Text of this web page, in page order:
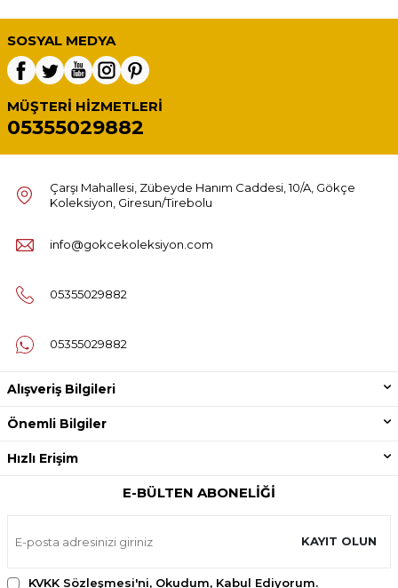
SOSYAL MEDYA
MÜŞTERI HIZMETLERI
05355029882
Çarşı Mahallesi, Zübeyde Hanım Caddesi, 10/A, Gökçe
Koleksiyon, Giresun/Tirebolu
info@gokcekoleksiyon.com
05355029882
05355029882
Alışveriş Bilgileri
Önemli Bilgiler
Hızlı Erişim
E-BÜLTEN ABONELIĞI
KAYIT OLUN
KVKK Sözleşmesi'ni, Okudum, Kabul Ediyorum.